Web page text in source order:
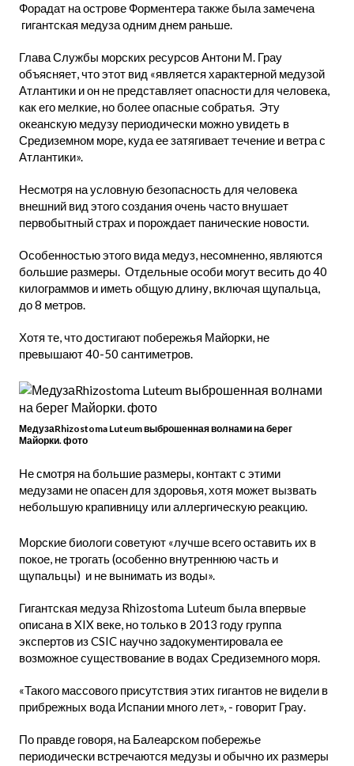
Форадат на острове Форментера также была замечена
гигантская медуза одним днем раньше.
Глава Службы морских ресурсов Антони М. Грау
объясняет, что этот вид «является характерной медузой
Атлантики и он не представляет опасности для человека,
как его мелкие, но более опасные собратья. Эту
океанскую медузу периодически можно увидеть в
Средиземном море, куда ее затягивает течение и ветра с
Атлантики».
Несмотря на условную безопасность для человека
внешний вид этого создания очень часто внушает
первобытный страх и порождает панические новости.
Особенностью этого вида медуз, несомненно, являются
большие размеры. Отдельные особи могут весить до 40
килограммов и иметь общую длину, включая щупальца,
до 8 метров.
Хотя те, что достигают побережья Майорки, не
превышают 40-50 сантиметров.
МедузаRhizostoma Luteum выброшенная волнами на берег
Майорки. фото
Не смотря на большие размеры, контакт с этими
медузами не опасен для здоровья, хотя может вызвать
небольшую крапивницу или аллергическую реакцию.
Морские биологи советуют «лучше всего оставить их в
покое, не трогать (особенно внутреннюю часть и
щупальцы) и не вынимать из воды».
Гигантская медуза Rhizostoma Luteum была впервые
описана в XIX веке, но только в 2013 году группа
экспертов из CSIC научно задокументировала ее
возможное существование в водах Средиземного моря.
«Такого массового присутствия этих гигантов не видели в
прибрежных вода Испании много лет», - говорит Грау.
По правде говоря, на Балеарском побережье
периодически встречаются медузы и обычно их размеры